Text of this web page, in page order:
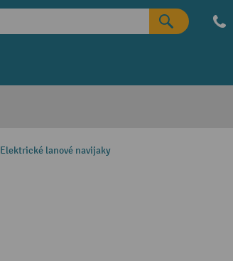
Elektrické lanové navijaky